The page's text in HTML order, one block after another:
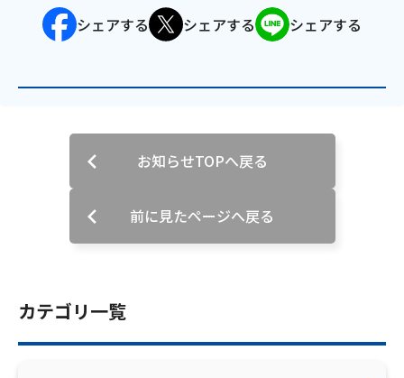
放送番組審議会議事録
情報セキュリティ基本方針
プライバシーポリシー
広告掲載のご案内
カテゴリ一覧
シェアする シェアする シェアする
お知らせTOPへ戻る
前に見たページへ戻る